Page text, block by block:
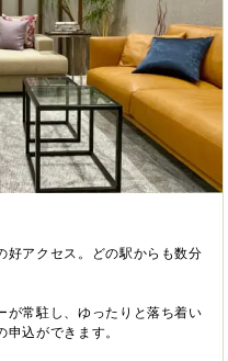
好アクセス。どの駅からも数分
が常駐し、ゆったりと落ち着い
込ができます。